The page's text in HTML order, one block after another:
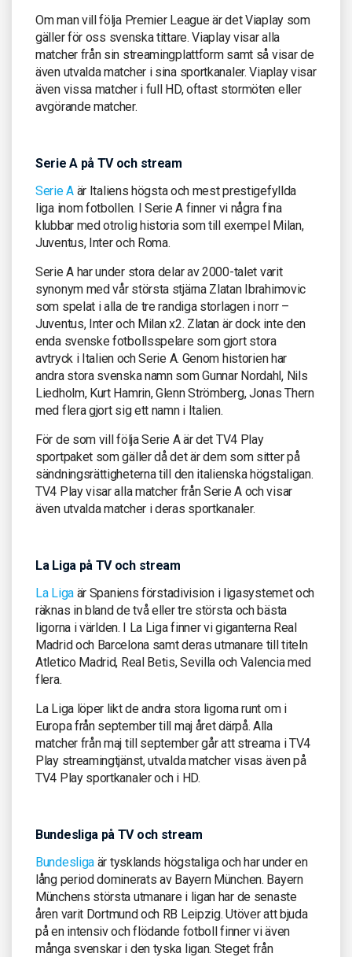
Om man vill följa Premier League är det Viaplay som
gäller för oss svenska tittare. Viaplay visar alla
matcher från sin streamingplattform samt så visar de
även utvalda matcher i sina sportkanaler. Viaplay visar
även vissa matcher i full HD, oftast stormöten eller
avgörande matcher.
Serie A på TV och stream
Serie Aär Italiens högsta och mest prestigefyllda
liga inom fotbollen. I Serie A finner vi några fina
klubbar med otrolig historia som till exempel Milan,
Juventus, Inter och Roma.
Serie A har under stora delar av 2000-talet varit
synonym med vår största stjärna Zlatan Ibrahimovic
som spelat i alla de tre randiga storlagen i norr –
Juventus, Inter och Milan x2. Zlatan är dock inte den
enda svenske fotbollsspelare som gjort stora
avtryck i Italien och Serie A. Genom historien har
andra stora svenska namn som Gunnar Nordahl, Nils
Liedholm, Kurt Hamrin, Glenn Strömberg, Jonas Thern
med flera gjort sig ett namn i Italien.
För de som vill följa Serie A är det TV4 Play
sportpaket som gäller då det är dem som sitter på
sändningsrättigheterna till den italienska högstaligan.
TV4 Play visar alla matcher från Serie A och visar
även utvalda matcher i deras sportkanaler.
La Liga på TV och stream
La Ligaär Spaniens förstadivision i ligasystemet och
räknas in bland de två eller tre största och bästa
ligorna i världen. I La Liga finner vi giganterna Real
Madrid och Barcelona samt deras utmanare till titeln
Atletico Madrid, Real Betis, Sevilla och Valencia med
flera.
La Liga löper likt de andra stora ligorna runt om i
Europa från september till maj året därpå. Alla
matcher från maj till september går att streama i TV4
Play streamingtjänst, utvalda matcher visas även på
TV4 Play sportkanaler och i HD.
Bundesliga på TV och stream
Bundesliga är tysklands högstaliga och har under en
lång period dominerats av Bayern München. Bayern
Münchens största utmanare i ligan har de senaste
åren varit Dortmund och RB Leipzig. Utöver att bjuda
på en intensiv och flödande fotboll finner vi även
många svenskar i den tyska ligan. Steget från